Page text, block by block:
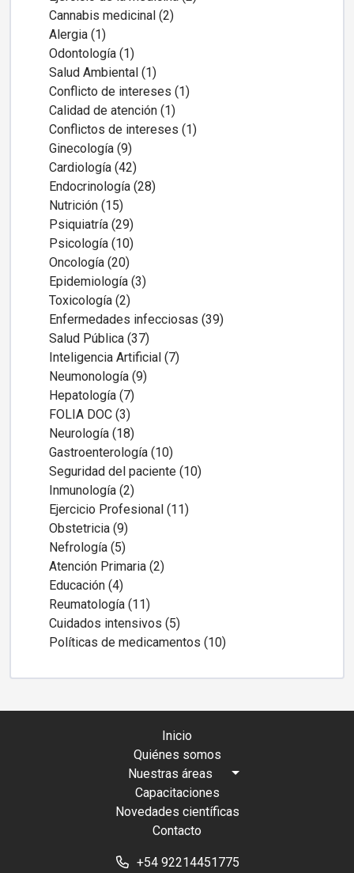
Cannabis medicinal (2)
Alergia (1)
Odontología (1)
Salud Ambiental (1)
Conflicto de intereses (1)
Calidad de atención (1)
Conflictos de intereses (1)
Ginecología (9)
Cardiología (42)
Endocrinología (28)
Nutrición (15)
Psiquiatría (29)
Psicología (10)
Oncología (20)
Epidemiología (3)
Toxicología (2)
Enfermedades infecciosas (39)
Salud Pública (37)
Inteligencia Artificial (7)
Neumonología (9)
Hepatología (7)
FOLIA DOC (3)
Neurología (18)
Gastroenterología (10)
Seguridad del paciente (10)
Inmunología (2)
Ejercicio Profesional (11)
Obstetricia (9)
Nefrología (5)
Atención Primaria (2)
Educación (4)
Reumatología (11)
Cuidados intensivos (5)
Políticas de medicamentos (10)
Inicio
Quiénes somos
Nuestras áreas
Capacitaciones
Novedades científicas
Contacto
+54 92214451775